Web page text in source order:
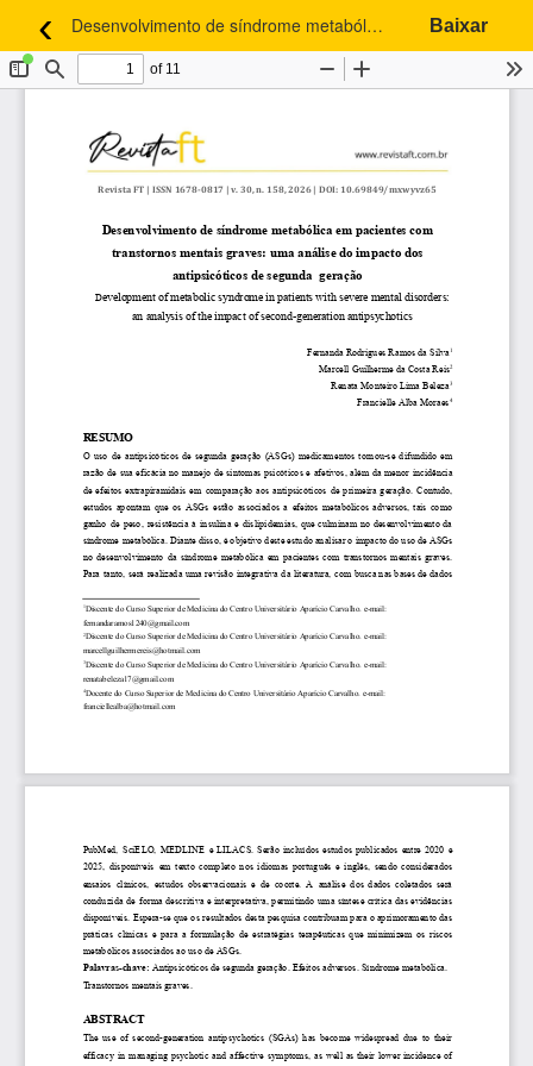
‹Voltar aos Detalhes do Artigo
Desenvolvimento de síndrome metabólica em pacientes com transtornos mentais graves: uma análise do impacto dos antipsicóticos de segunda geração Baixar